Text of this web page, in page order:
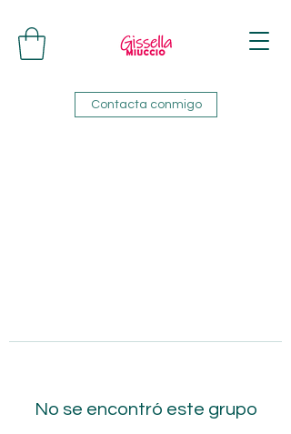
Contacta conmigo
No se encontró este grupo